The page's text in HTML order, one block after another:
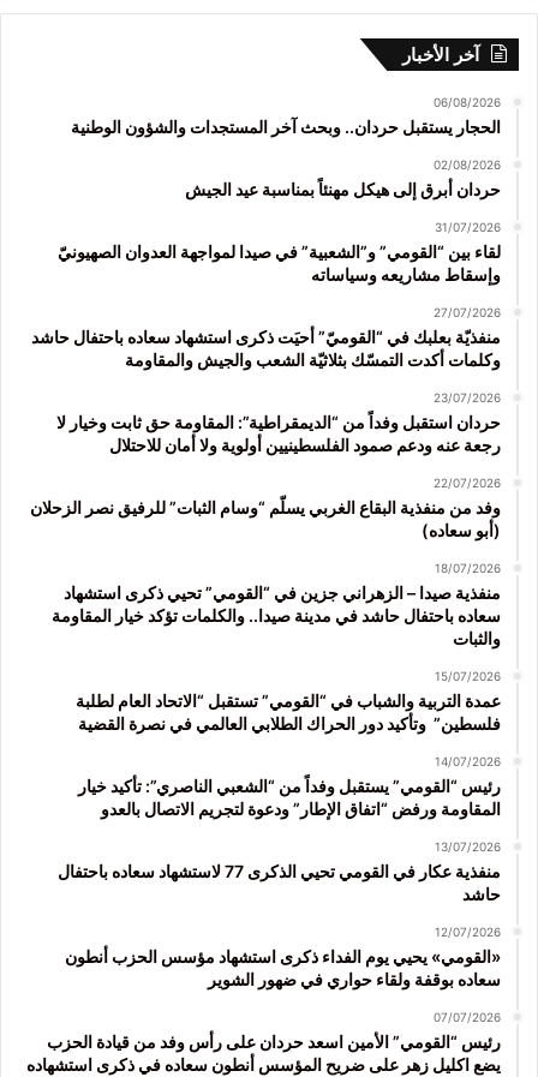
آخر الأخبار
06/08/2026
الحجار يستقبل حردان.. وبحث آخر المستجدات والشؤون الوطنية
02/08/2026
حردان أبرق إلى هيكل مهنئاً بمناسبة عيد الجيش
31/07/2026
لقاء بين “القومي” و”الشعبية” في صيدا لمواجهة العدوان الصهيونيّ
وإسقاط مشاريعه وسياساته
27/07/2026
منفذيّة بعلبك في “القوميّ” أحيَت ذكرى استشهاد سعاده باحتفال حاشد
وكلمات أكدت التمسّك بثلاثيّة الشعب والجيش والمقاومة
23/07/2026
حردان استقبل وفداً من “الديمقراطية”: المقاومة حق ثابت وخيار لا
رجعة عنه ودعم صمود الفلسطينيين أولوية ولا أمان للاحتلال
22/07/2026
وفد من منفذية البقاع الغربي يسلّم “وسام الثبات” للرفيق نصر الزحلان
(أبو سعاده)
18/07/2026
منفذية صيدا – الزهراني جزين في “القومي” تحيي ذكرى استشهاد
سعاده باحتفال حاشد في مدينة صيدا.. والكلمات تؤكد خيار المقاومة
والثبات
15/07/2026
عمدة التربية والشباب في “القومي” تستقبل “الاتحاد العام لطلبة
فلسطين” وتأكيد دور الحراك الطلابي العالمي في نصرة القضية
14/07/2026
رئيس “القومي” يستقبل وفداً من “الشعبي الناصري”: تأكيد خيار
المقاومة ورفض “اتفاق الإطار” ودعوة لتجريم الاتصال بالعدو
13/07/2026
منفذية عكار في القومي تحيي الذكرى 77 لاستشهاد سعاده باحتفال
حاشد
12/07/2026
«القومي» يحيي يوم الفداء ذكرى استشهاد مؤسس الحزب أنطون
سعاده بوقفة ولقاء حواري في ضهور الشوير
07/07/2026
رئيس “القومي” الأمين اسعد حردان على رأس وفد من قيادة الحزب
يضع اكليل زهر على ضريح المؤسس أنطون سعاده في ذكرى استشهاده